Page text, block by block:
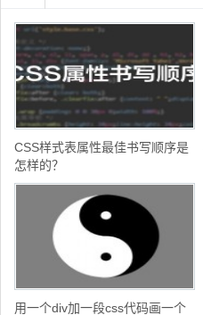
CSS样式表属性最佳书写顺序是
怎样的？
用一个div加一段css代码画一个